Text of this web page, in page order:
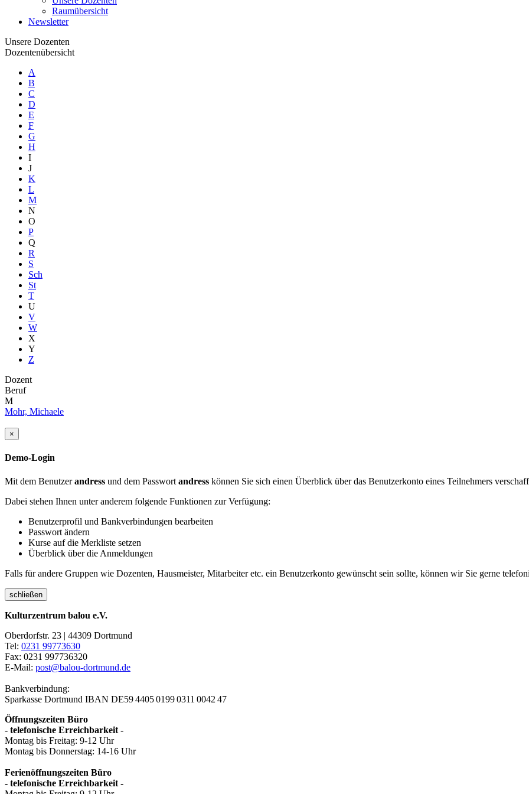
Raumübersicht
Newsletter
Unsere Dozenten
Dozentenübersicht
A
B
C
D
E
F
G
H
I
J
K
L
M
N
O
P
Q
R
S
Sch
St
T
U
V
W
X
Y
Z
Dozent
Beruf
M
Mohr, Michaele
×
Demo-Login
Mit dem Benutzerandress und dem Passwort andress können Sie sich einen Überblick über das Benutzerkonto eines Teilnehmers
Dabei stehen Ihnen unter anderem folgende Funktionen zur Verfügung:
Benutzerprofil und Bankverbindungen bearbeiten
Passwort ändern
Kurse auf die Merkliste setzen
Überblick über die Anmeldungen
Falls für andere Gruppen wie Dozenten, Hausmeister, Mitarbeiter etc. ein Benutzerkonto gewünscht sein sollte, können wir Sie gerne
schließen
Kulturzentrum balou e.V.
Oberdorfstr. 23 | 44309 Dortmund
Tel: 0231 99773630
Fax: 0231 997736320
E-Mail: post@balou-dortmund.de
Bankverbindung:
Sparkasse Dortmund IBAN DE59 4405 0199 0311 0042 47
Öffnungszeiten Büro
- telefonische Erreichbarkeit -
Montag bis Freitag: 9-12 Uhr
Montag bis Donnerstag: 14-16 Uhr
Ferienöffnungszeiten Büro
- telefonische Erreichbarkeit -